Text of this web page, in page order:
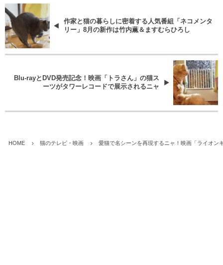
作家と猫の暮らしに密着する人気番組「ネコメンタ
リー」8月の新作は竹内薫＆ますむらひろし
Blu-rayとDVD発売記念！映画「トラさん」の猫ス
ーツがタワーレコードで展示されるニャ
HOME 猫のテレビ・映画 愛猫で名シーンを再現するニャ！映画「ライオン